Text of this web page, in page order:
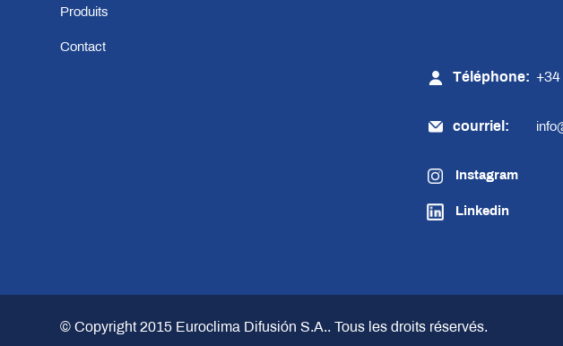
Produits
Contact
Téléphone:
courriel:
Instagram
Linkedin
© Copyright 2015 Euroclima Difusión S.A.. Tous les droits réservés.